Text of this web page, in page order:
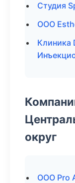
Студия
ООО
Клиника
округ
ООО Pro